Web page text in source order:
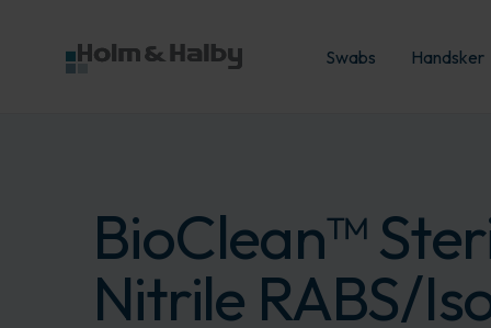
Swabs Handsker
BioClean™
Nitrile RABS/